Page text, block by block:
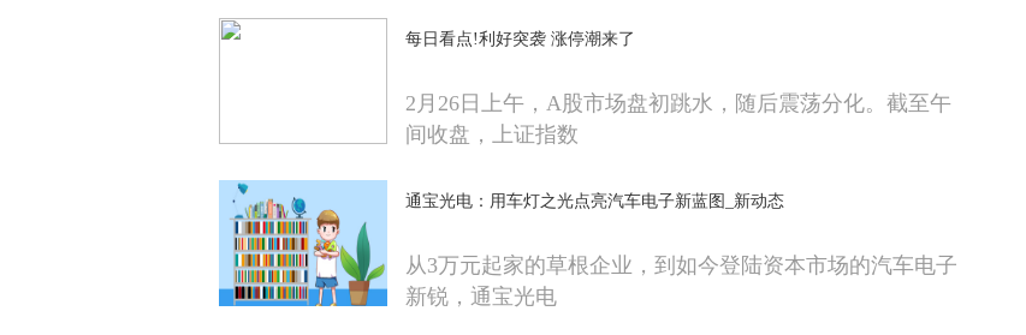
每日看点!利好突袭 涨停潮来了
2月26日上午，A股市场盘初跳水，随后震荡分化。截至午
间收盘，上证指数
通宝光电：用车灯之光点亮汽车电子新蓝图_新动态
从3万元起家的草根企业，到如今登陆资本市场的汽车电子
新锐，通宝光电